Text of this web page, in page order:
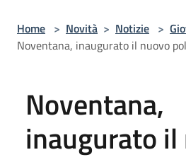
Home > Novità > Notizie >
Noventana, inaugurato il nuovo
Noventana,
inaugurato il